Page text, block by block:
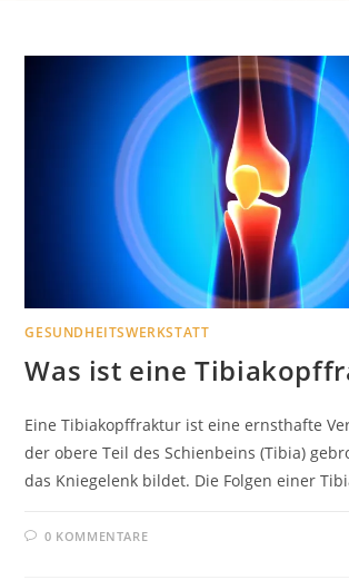
GESUNDHEITSWERKSTATT
Was ist eine
Eine Tibiakopffraktur ist eine ernsthafte
der obere Teil des Schienbeins (Tibia)
das Kniegelenk bildet. Die Folgen einer
0 KOMMENTARE